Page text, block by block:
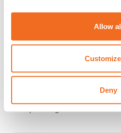
Allow
Customize
Deny
KIT DI UTENSILI PER
Kit di utensili per smussare: